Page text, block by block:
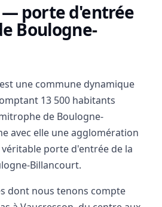
— porte d'entrée
Boulogne-
une commune dynamique
13 500 habitants
de Boulogne-
avec elle une agglomération
porte d'entrée de la
Billancourt.
dont nous tenons compte